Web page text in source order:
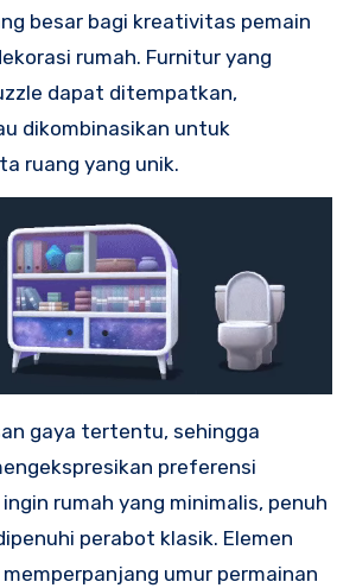
besar bagi kreativitas pemain
rumah. Furnitur yang
dapat ditempatkan,
dikombinasikan untuk
ruang yang unik.
gaya tertentu, sehingga
preferensi
rumah yang minimalis, penuh
perabot klasik. Elemen
umur permainan